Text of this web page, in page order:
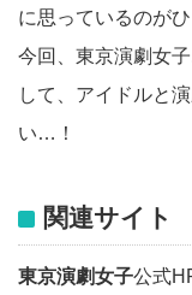
に思っているのが
今回、東京演劇女
して、アイドルと
い…！
関連サイト
東京演劇女子公式